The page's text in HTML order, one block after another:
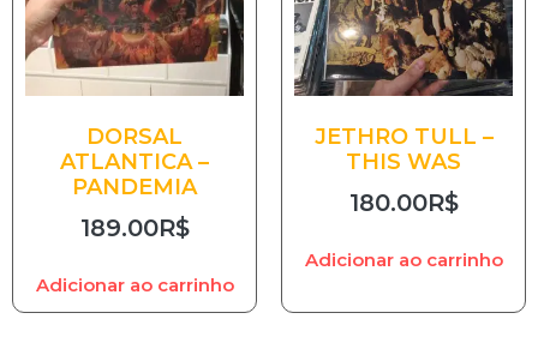
DORSAL
ATLANTICA –
PANDEMIA
189.00R$
Adicionar ao carrinho
JETHRO TULL –
THIS WAS
180.00R$
Adicionar ao carrinho